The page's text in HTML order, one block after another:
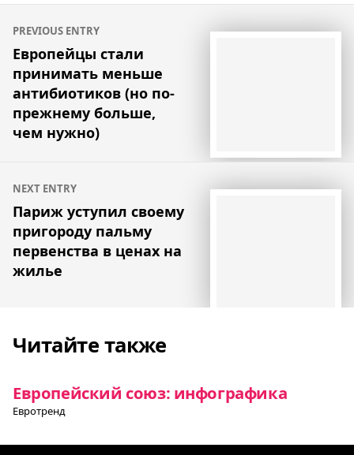
Навигация
по
записям
PREVIOUS ENTRY
Европейцы стали
принимать меньше
антибиотиков (но по-
прежнему больше,
чем нужно)
NEXT ENTRY
Париж уступил своему
пригороду пальму
первенства в ценах на
жилье
Читайте также
Европейский союз: инфографика
Евротренд